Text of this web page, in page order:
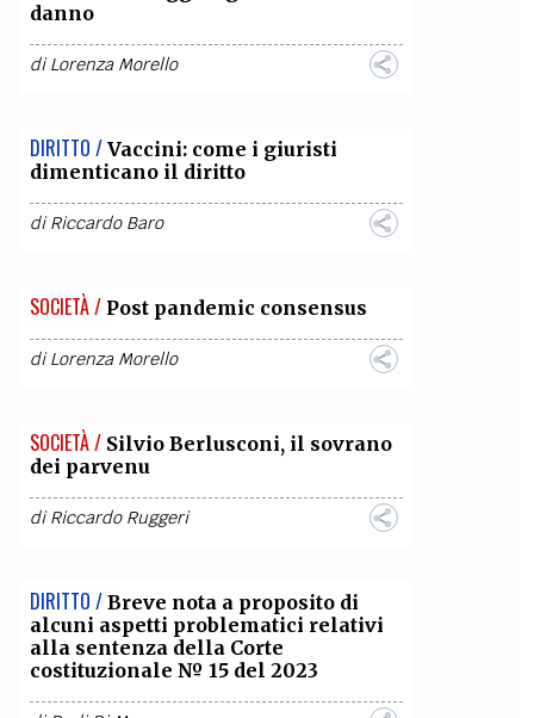
danno
diLorenza Morello
DIRITTO / Vaccini: come i giuristi
dimenticano il diritto
diRiccardo Baro
SOCIETÀ / Post pandemic consensus
diLorenza Morello
SOCIETÀ / Silvio Berlusconi, il sovrano
dei parvenu
diRiccardo Ruggeri
DIRITTO / Breve nota a proposito di
alcuni aspetti problematici relativi
alla sentenza della Corte
costituzionale № 15 del 2023